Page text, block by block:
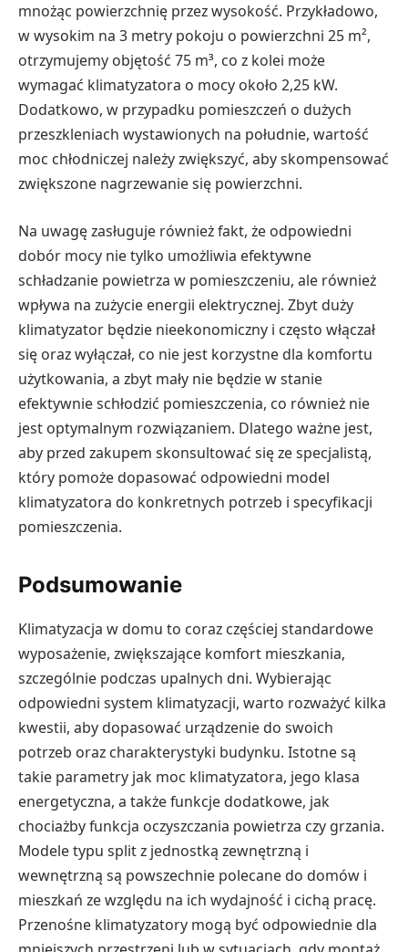
mnożąc powierzchnię przez wysokość. Przykładowo,
w wysokim na 3 metry pokoju o powierzchni 25 m²,
otrzymujemy objętość 75 m³, co z kolei może
wymagać klimatyzatora o mocy około 2,25 kW.
Dodatkowo, w przypadku pomieszczeń o dużych
przeszkleniach wystawionych na południe, wartość
moc chłodniczej należy zwiększyć, aby skompensować
zwiększone nagrzewanie się powierzchni.
Na uwagę zasługuje również fakt, że odpowiedni
dobór mocy nie tylko umożliwia efektywne
schładzanie powietrza w pomieszczeniu, ale również
wpływa na zużycie energii elektrycznej. Zbyt duży
klimatyzator będzie nieekonomiczny i często włączał
się oraz wyłączał, co nie jest korzystne dla komfortu
użytkowania, a zbyt mały nie będzie w stanie
efektywnie schłodzić pomieszczenia, co również nie
jest optymalnym rozwiązaniem. Dlatego ważne jest,
aby przed zakupem skonsultować się ze specjalistą,
który pomoże dopasować odpowiedni model
klimatyzatora do konkretnych potrzeb i specyfikacji
pomieszczenia.
Podsumowanie
Klimatyzacja w domu to coraz częściej standardowe
wyposażenie, zwiększające komfort mieszkania,
szczególnie podczas upalnych dni. Wybierając
odpowiedni system klimatyzacji, warto rozważyć kilka
kwestii, aby dopasować urządzenie do swoich
potrzeb oraz charakterystyki budynku. Istotne są
takie parametry jak moc klimatyzatora, jego klasa
energetyczna, a także funkcje dodatkowe, jak
chociażby funkcja oczyszczania powietrza czy grzania.
Modele typu split z jednostką zewnętrzną i
wewnętrzną są powszechnie polecane do domów i
mieszkań ze względu na ich wydajność i cichą pracę.
Przenośne klimatyzatory mogą być odpowiednie dla